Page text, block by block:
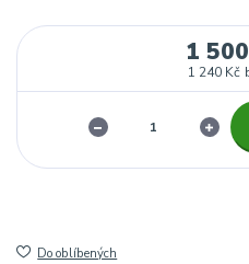
1
1 240 Kč
Do oblíbených